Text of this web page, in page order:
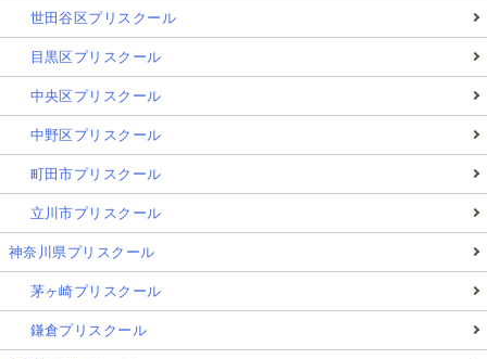
世田谷区プリスクール
目黒区プリスクール
中央区プリスクール
中野区プリスクール
町田市プリスクール
立川市プリスクール
神奈川県プリスクール
茅ヶ崎プリスクール
鎌倉プリスクール